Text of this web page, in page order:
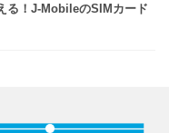
る！J-MobileのSIMカード